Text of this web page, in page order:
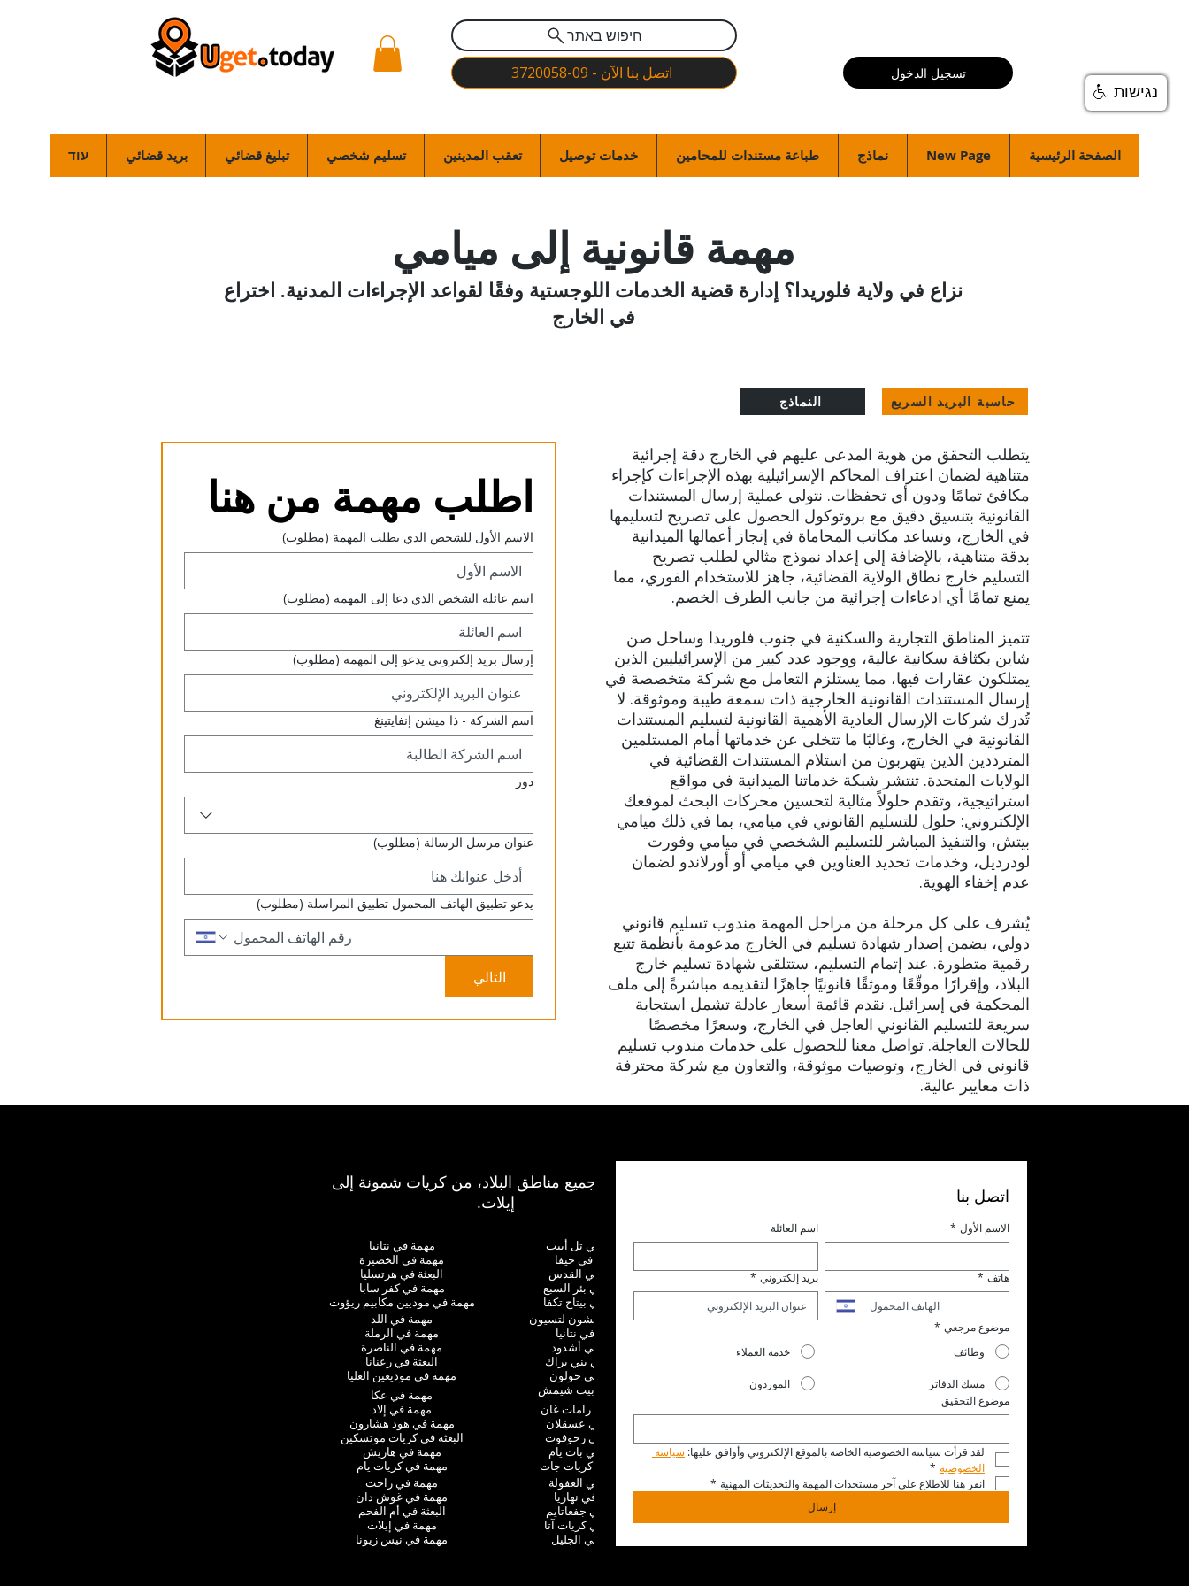
חיפוש באתר
اتصل بنا الآن - 09-3720058
تسجيل الدخول
الصفحة الرئيسية New Page نماذج طباعة مستندات للمحامين خدمات توصيل تعقب المدينين تسليم شخصي تبليغ قضائي بريد قضائي עוד
مهمة قانونية إلى ميامي
نزاع في ولاية فلوريدا؟ إدارة قضية الخدمات اللوجستية وفقًا لقواعد الإجراءات المدنية. اختراع
في الخارج
حاسبة البريد السريع النماذج
يتطلب التحقق من هوية المدعى عليهم في الخارج دقة إجرائية
متناهية لضمان اعتراف المحاكم الإسرائيلية بهذه الإجراءات كإجراء
مكافئ تمامًا ودون أي تحفظات. نتولى عملية إرسال المستندات
القانونية بتنسيق دقيق مع بروتوكول الحصول على تصريح لتسليمها
في الخارج، ونساعد مكاتب المحاماة في إنجاز أعمالها الميدانية
بدقة متناهية، بالإضافة إلى إعداد نموذج مثالي لطلب تصريح
التسليم خارج نطاق الولاية القضائية، جاهز للاستخدام الفوري، مما
يمنع تمامًا أي ادعاءات إجرائية من جانب الطرف الخصم.
تتميز المناطق التجارية والسكنية في جنوب فلوريدا وساحل صن
شاين بكثافة سكانية عالية، ووجود عدد كبير من الإسرائيليين الذين
يمتلكون عقارات فيها، مما يستلزم التعامل مع شركة متخصصة في
إرسال المستندات القانونية الخارجية ذات سمعة طيبة وموثوقة. لا
تُدرك شركات الإرسال العادية الأهمية القانونية لتسليم المستندات
القانونية في الخارج، وغالبًا ما تتخلى عن خدماتها أمام المستلمين
المترددين الذين يتهربون من استلام المستندات القضائية في
الولايات المتحدة. تنتشر شبكة خدماتنا الميدانية في مواقع
استراتيجية، وتقدم حلولاً مثالية لتحسين محركات البحث لموقعك
الإلكتروني: حلول للتسليم القانوني في ميامي، بما في ذلك ميامي
بيتش، والتنفيذ المباشر للتسليم الشخصي في ميامي وفورت
لودرديل، وخدمات تحديد العناوين في ميامي أو أورلاندو لضمان
عدم إخفاء الهوية.
يُشرف على كل مرحلة من مراحل المهمة مندوب تسليم قانوني
دولي، يضمن إصدار شهادة تسليم في الخارج مدعومة بأنظمة تتبع
رقمية متطورة. عند إتمام التسليم، ستتلقى شهادة تسليم خارج
البلاد، وإقرارًا موقّعًا وموثقًا قانونيًا جاهزًا لتقديمه مباشرةً إلى ملف
المحكمة في إسرائيل. نقدم قائمة أسعار عادلة تشمل استجابة
سريعة للتسليم القانوني العاجل في الخارج، وسعرًا مخصصًا
للحالات العاجلة. تواصل معنا للحصول على خدمات مندوب تسليم
قانوني في الخارج، وتوصيات موثوقة، والتعاون مع شركة محترفة
ذات معايير عالية.
اطلب مهمة من هنا
الاسم الأول للشخص الذي يطلب المهمة (مطلوب)
اسم عائلة الشخص الذي دعا إلى المهمة (مطلوب)
إرسال بريد إلكتروني يدعو إلى المهمة (مطلوب)
اسم الشركة - ذا ميشن إنفايتينغ
دور
عنوان مرسل الرسالة (مطلوب)
يدعو تطبيق الهاتف المحمول تطبيق المراسلة (مطلوب)
التالي
نعمل في جميع مناطق البلاد، من كريات شمونة إلى
إيلات.
البعثة في تل أبيب
مهمة في حيفا
مهمة في القدس
البعثة في بئر السبع
مهمة في بيتاح تكفا
مهمة في نتانيا
مهمة في الخضيرة
البعثة في هرتسليا
مهمة في كفر سابا
مهمة في موديين مكابيم ريؤوت
البعثة في ريشون لتسيون
مهمة في نتانيا
مهمة في أشدود
مهمة في بني براك
البعثة في حولون
مهمة في بيت شيمش
مهمة في رامات غان
البعثة في عسقلان
البعثة في رحوفوت
مهمة في بات يام
مهمة في كريات جات
مهمة في اللد
مهمة في الرملة
مهمة في الناصرة
البعثة في رعنانا
مهمة في موديعين العليا
مهمة في عكا
مهمة في إلاد
مهمة في هود هشارون
البعثة في كريات موتسكين
مهمة في هاريش
مهمة في كريات يام
مهمة في العفولة
مهمة في نهاريا
مهمة في جفعاتايم
البعثة في كريات آتا
مهمة في الجليل
مهمة في راحت
مهمة في غوش دان
البعثة في أم الفحم
مهمة في إيلات
مهمة في نيس زيونا
اتصل بنا
الاسم الأول * اسم العائلة
هاتف * بريد إلكتروني *
موضوع مرجعي *
وظائف خدمة العملاء
مسك الدفاتر الموردون
موضوع التحقيق
لقد قرأت سياسة الخصوصية الخاصة بالموقع الإلكتروني وأوافق عليها:
الخصوصية *
انقر هنا للاطلاع على آخر مستجدات المهمة والتحديثات المهنية *
إرسال
נגישות